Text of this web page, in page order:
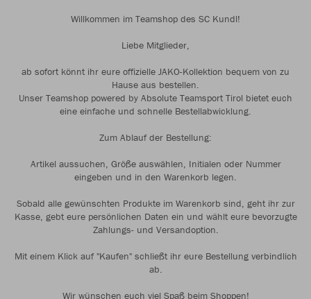
Willkommen im Teamshop des SC Kundl!
Liebe Mitglieder,
ab sofort könnt ihr eure offizielle JAKO-Kollektion bequem von zu
Hause aus bestellen.
Unser Teamshop powered by Absolute Teamsport Tirol bietet euch
eine einfache und schnelle Bestellabwicklung.
Zum Ablauf der Bestellung:
Artikel aussuchen, Größe auswählen, Initialen oder Nummer
eingeben und in den Warenkorb legen.
Sobald alle gewünschten Produkte im Warenkorb sind, geht ihr zur
Kasse, gebt eure persönlichen Daten ein und wählt eure bevorzugte
Zahlungs- und Versandoption.
Mit einem Klick auf "Kaufen" schließt ihr eure Bestellung verbindlich
ab.
Wir wünschen euch viel Spaß beim Shoppen!